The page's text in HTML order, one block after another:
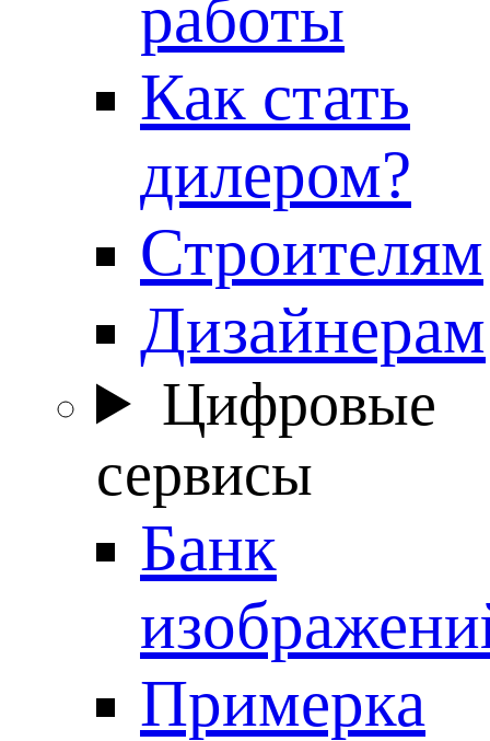
работы
Как стать
дилером?
Строителям
Дизайнерам
Цифровые
сервисы
Банк
Примерка